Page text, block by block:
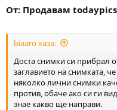
От: Продавам
biaaro каза:
Доста снимки си прибрал
заглавието на снимката,
няколко лични снимки
против, обаче ако си ги
знае какво ще направи.